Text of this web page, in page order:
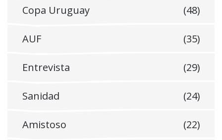
Copa Uruguay (48)
AUF (35)
Entrevista (29)
Sanidad (24)
Amistoso (22)